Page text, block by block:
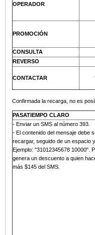
OPERADOR
PROMOCIÓN
CONSULTA
REVERSO
CONTACTAR
Confirmada la recarga, no es
PASATIEMPO CLARO
- Enviar un SMS al número 393
- El contenido del mensaje debe
recargar, seguido de un espacio
Ejemplo: "31012345678 10000".
genera un descuento a quien
más $145 del SMS